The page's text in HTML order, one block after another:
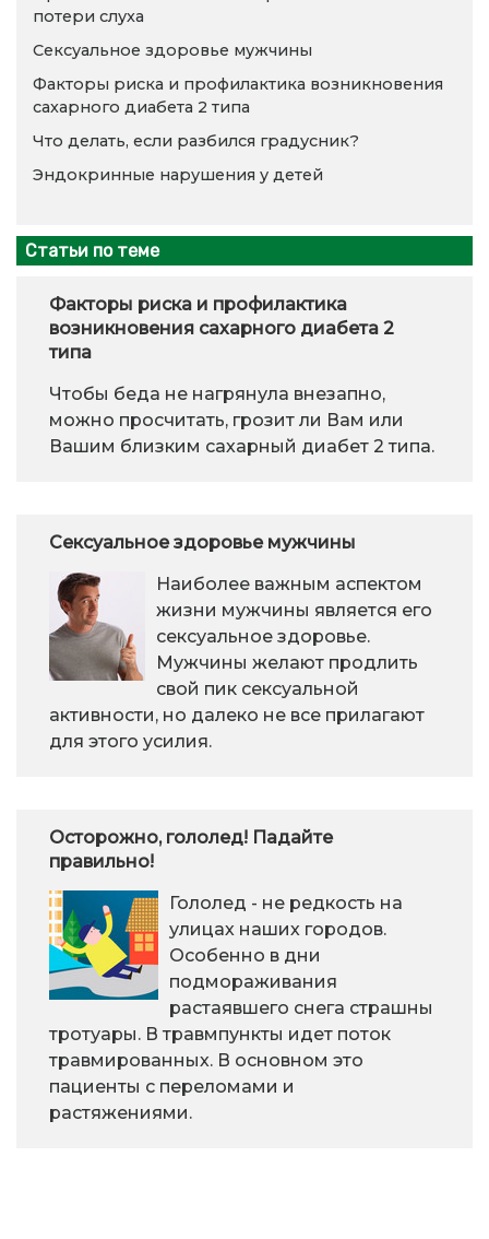
потери слуха
Сексуальное здоровье мужчины
Факторы риска и профилактика возникновения
сахарного диабета 2 типа
Что делать, если разбился градусник?
Эндокринные нарушения у детей
Статьи по теме
Факторы риска и профилактика
возникновения сахарного диабета 2
типа
Чтобы беда не нагрянула внезапно,
можно просчитать, грозит ли Вам или
Вашим близким сахарный диабет 2 типа.
Сексуальное здоровье мужчины
Наиболее важным аспектом
жизни мужчины является его
сексуальное здоровье.
Мужчины желают продлить
свой пик сексуальной
активности, но далеко не все прилагают
для этого усилия.
Осторожно, гололед! Падайте
правильно!
Гололед - не редкость на
улицах наших городов.
Особенно в дни
подмораживания
растаявшего снега страшны
тротуары. В травмпункты идет поток
травмированных. В основном это
пациенты с переломами и
растяжениями.